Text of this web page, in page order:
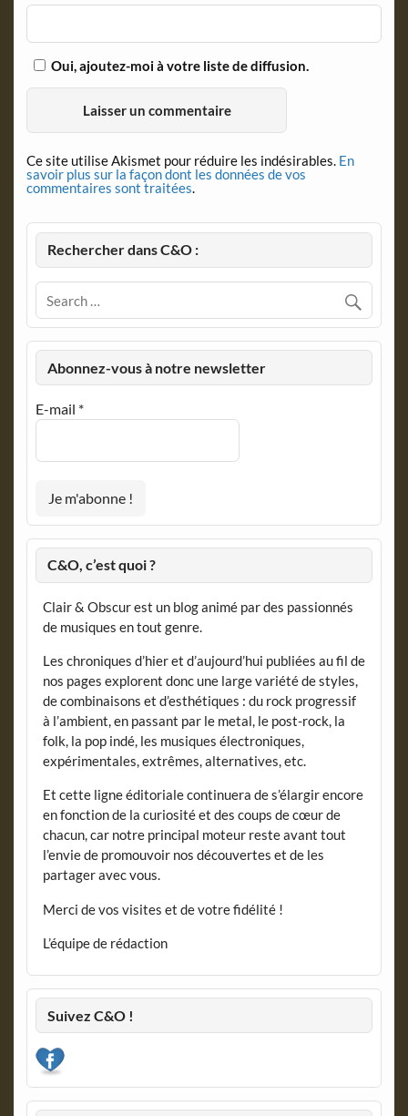
Oui, ajoutez-moi à votre liste de diffusion.
Ce site utilise Akismet pour réduire les indésirables. En
savoir plus sur la façon dont les données de vos
commentaires sont traitées.
Rechercher dans C&O :
Abonnez-vous à notre newsletter
E-mail *
C&O, c’est quoi ?
Clair & Obscur est un blog animé par des passionnés
de musiques en tout genre.
Les chroniques d’hier et d’aujourd’hui publiées au fil de
nos pages explorent donc une large variété de styles,
de combinaisons et d’esthétiques : du rock progressif
à l’ambient, en passant par le metal, le post-rock, la
folk, la pop indé, les musiques électroniques,
expérimentales, extrêmes, alternatives, etc.
Et cette ligne éditoriale continuera de s’élargir encore
en fonction de la curiosité et des coups de cœur de
chacun, car notre principal moteur reste avant tout
l’envie de promouvoir nos découvertes et de les
partager avec vous.
Merci de vos visites et de votre fidélité !
L’équipe de rédaction
Suivez C&O !